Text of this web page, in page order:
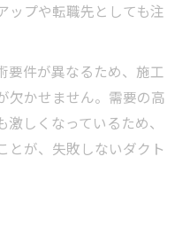
ップや転職先としても注
要件が異なるため、施工
欠かせません。需要の高
しくなっているため、
とが、失敗しないダクト